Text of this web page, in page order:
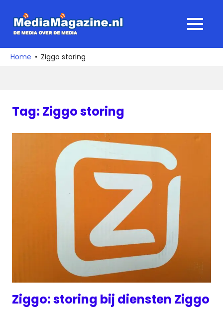
naar
media
over
MENU
Home Ziggo storing
Tag: Ziggo storing
Ziggo: storing bij diensten Ziggo